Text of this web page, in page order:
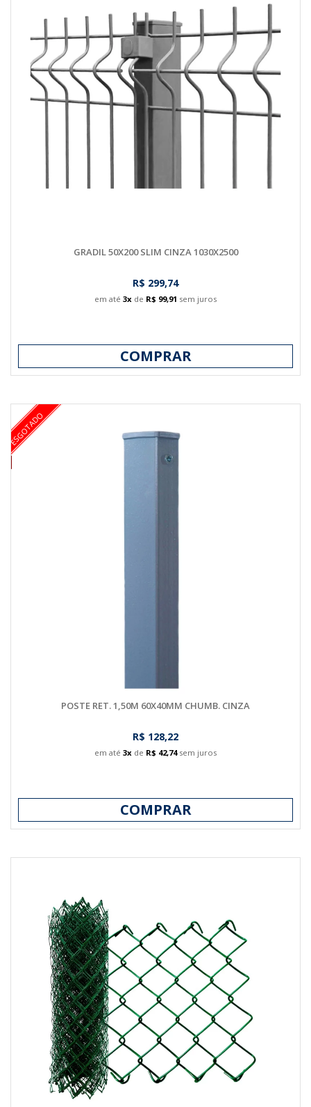
GRADIL 50X200 SLIM CINZA 1030X2500
R$ 299,74
em até 3x de R$ 99,91 sem juros
COMPRAR
ESGOTADO
POSTE RET. 1,50M 60X40MM CHUMB. CINZA
R$ 128,22
em até 3x de R$ 42,74sem juros
COMPRAR